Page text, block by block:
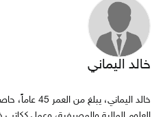
خالد اليماني
خالد اليماني،